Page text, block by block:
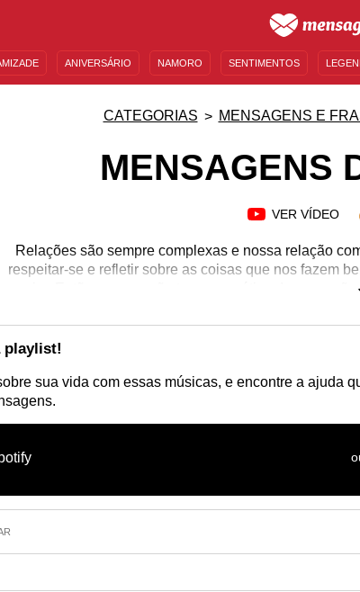
ANIVERSÁRIO NAMORO SENTIMENTOS
CATEGORIAS MENSAGENS E
MENSAGENS
VER VÍDEO
Relações são sempre complexas e nossa relação
respeitar-se e refletir sobre as coisas que nos fazem
assim. Então, porque não tornar a prática dessas
profundamente sua vida. Comece hoje mesmo a dar
tempo para refletir sobre sua vida e seus dilemas.
playlist!
sua vida com essas músicas, e encontre a ajuda